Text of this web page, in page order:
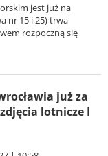
jest już na
nr 15 i 25) trwa
rozpoczną się
już za
lotnicze I